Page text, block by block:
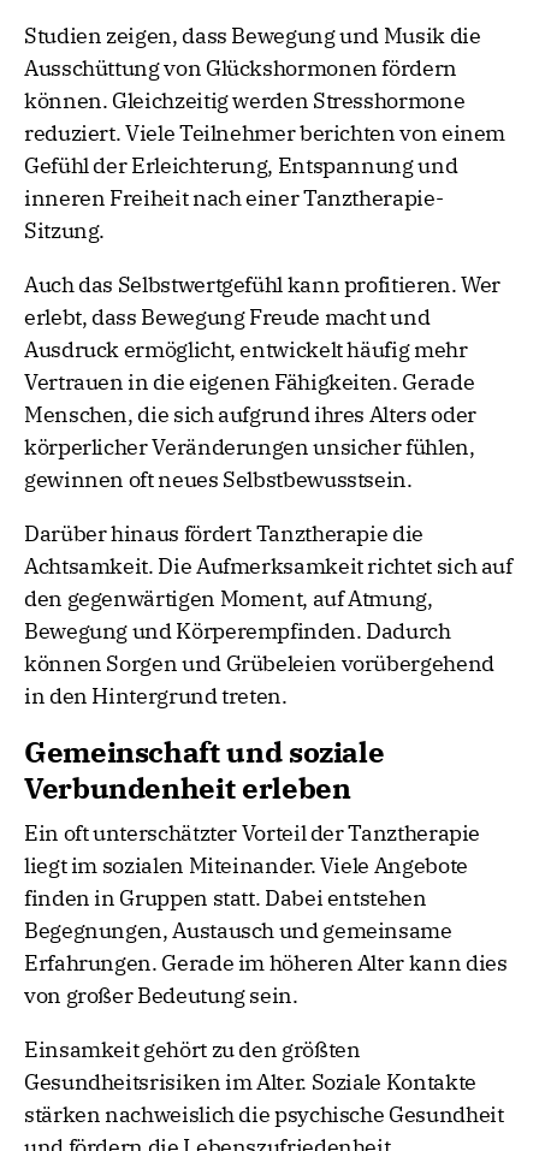
Studien zeigen, dass Bewegung und Musik die
Ausschüttung von Glückshormonen fördern
können. Gleichzeitig werden Stresshormone
reduziert. Viele Teilnehmer berichten von einem
Gefühl der Erleichterung, Entspannung und
inneren Freiheit nach einer Tanztherapie-
Sitzung.
Auch das Selbstwertgefühl kann profitieren. Wer
erlebt, dass Bewegung Freude macht und
Ausdruck ermöglicht, entwickelt häufig mehr
Vertrauen in die eigenen Fähigkeiten. Gerade
Menschen, die sich aufgrund ihres Alters oder
körperlicher Veränderungen unsicher fühlen,
gewinnen oft neues Selbstbewusstsein.
Darüber hinaus fördert Tanztherapie die
Achtsamkeit. Die Aufmerksamkeit richtet sich auf
den gegenwärtigen Moment, auf Atmung,
Bewegung und Körperempfinden. Dadurch
können Sorgen und Grübeleien vorübergehend
in den Hintergrund treten.
Gemeinschaft und soziale
Verbundenheit erleben
Ein oft unterschätzter Vorteil der Tanztherapie
liegt im sozialen Miteinander. Viele Angebote
finden in Gruppen statt. Dabei entstehen
Begegnungen, Austausch und gemeinsame
Erfahrungen. Gerade im höheren Alter kann dies
von großer Bedeutung sein.
Einsamkeit gehört zu den größten
Gesundheitsrisiken im Alter. Soziale Kontakte
stärken nachweislich die psychische Gesundheit